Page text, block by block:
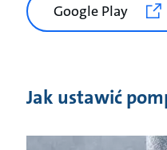
Google Play
Jak ustawić